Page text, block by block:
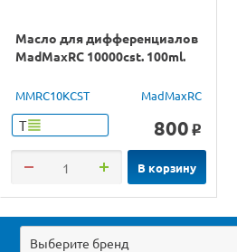
Масло для дифференциалов
MadMaxRC 10000cst. 100ml.
MMRC10KCST MadMaxRC
Т 800 o
В корзину
Выберите бренд